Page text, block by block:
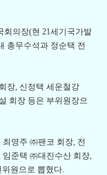
회의장(현 21세기국가발
총무수석과 정순택 전
장, 신정택 세운철강
회장 등은 부위원장으
영주 ㈜팬코 회장, 전
준택 ㈜대진수산 회장,
원으로 뽑혔다.